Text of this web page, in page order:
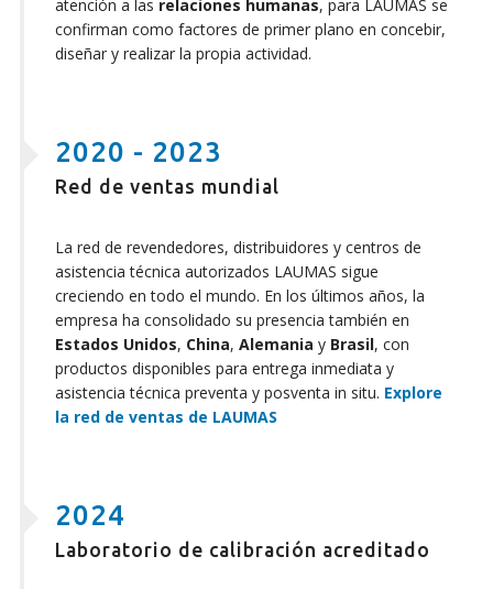
atención a las relaciones humanas, para LAUMAS se
confirman como factores de primer plano en concebir,
diseñar y realizar la propia actividad.
2020 - 2023
Red de ventas mundial
La red de revendedores, distribuidores y centros de
asistencia técnica autorizados LAUMAS sigue
creciendo en todo el mundo. En los últimos años, la
empresa ha consolidado su presencia también en
Estados Unidos, China, Alemania y Brasil, con
productos disponibles para entrega inmediata y
asistencia técnica preventa y posventa in situ. Explore
la red de ventas de LAUMAS
2024
Laboratorio de calibración acreditado